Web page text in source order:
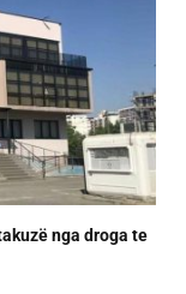
nga droga te